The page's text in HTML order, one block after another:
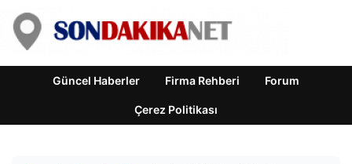
Güncel Haberler Firma Rehberi Forum
Çerez Politikası